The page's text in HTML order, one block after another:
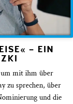
– EIN G
mit ihm über
zu sprechen, über
und die